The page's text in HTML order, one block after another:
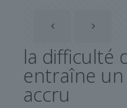
la difficulté
entraîne
accru